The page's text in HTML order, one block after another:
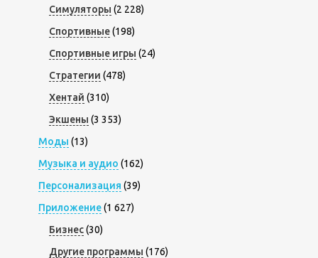
Симуляторы (2 228)
Спортивные(198)
Спортивные игры (24)
Стратегии (478)
Хентай (310)
Экшены (3 353)
Моды (13)
Музыка и аудио (162)
Персонализация (39)
Приложение(1 627)
Бизнес(30)
Другие программы (176)